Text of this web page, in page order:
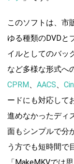
このソフトは、市
ゆる種類のDVDと
イルとしてのバッ
など多様な形式へ
CPRM 、 AACS、
ードにも対応して
進めなかったディ
面もシンプルで分
う方でも短時間で